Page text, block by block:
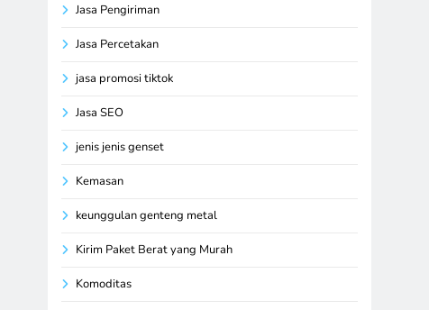
Jasa Pengiriman
Jasa Percetakan
jasa promosi tiktok
Jasa SEO
jenis jenis genset
Kemasan
keunggulan genteng metal
Kirim Paket Berat yang Murah
Komoditas